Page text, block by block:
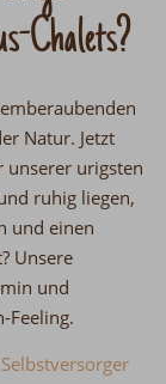
Chalets?
Natur. Jetzt
unserer urigsten
ruhig liegen,
und einen
Unsere
und
Feeling.